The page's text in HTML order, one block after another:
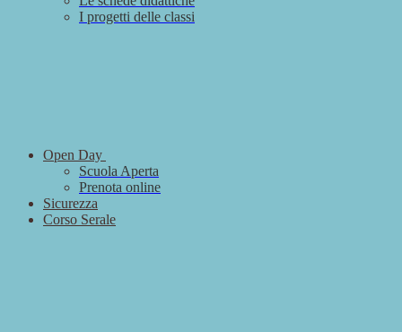
I progetti delle classi
Open Day
Scuola Aperta
Prenota online
Sicurezza
Corso Serale